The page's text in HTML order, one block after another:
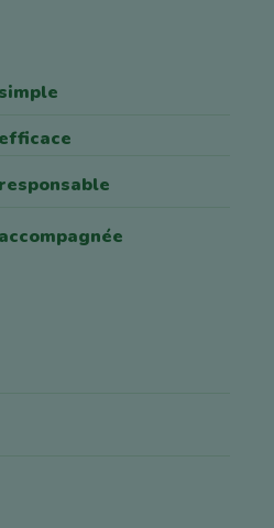
simple
efficace
responsable
accompagnée